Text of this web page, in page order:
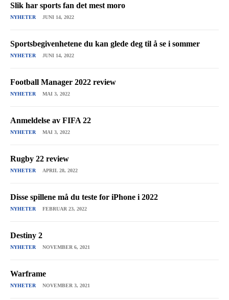
Slik har sports fan det mest moro
NYHETER JUNI 14, 2022
Sportsbegivenhetene du kan glede deg til å se i sommer
NYHETER JUNI 14, 2022
Football Manager 2022 review
NYHETER MAI 3, 2022
Anmeldelse av FIFA 22
NYHETER MAI 3, 2022
Rugby 22 review
NYHETER APRIL 28, 2022
Disse spillene må du teste for iPhone i 2022
NYHETER FEBRUAR 23, 2022
Destiny 2
NYHETER NOVEMBER 6, 2021
Warframe
NYHETER NOVEMBER 3, 2021